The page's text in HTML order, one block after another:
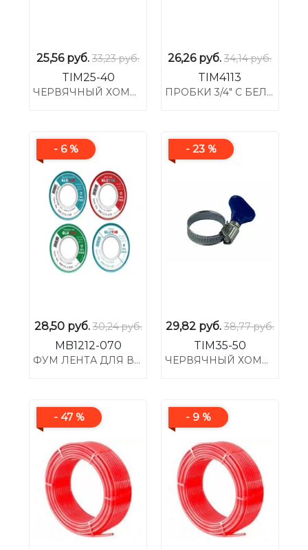
25,56 руб. 33,23 руб.
TIM25-40
ЧЕРВЯЧНЫЙ ХОМУТ 1 1/4" (25-40) С РУЧКОЙ
26,26 руб. 34,14 руб.
TIM4113
ПРОБКИ 3/4" С БЕЛЫМ КОЛПАЧКОМ
- 6 %
28,50 руб. 30,24 руб.
MB1212-070
ФУМ ЛЕНТА ДЛЯ ВОДЫ, ОБЩАЯ ДЛИНА 12М, ШИРИНА 12ММ, ТОЛЩИНА 0.1ММ, ПЛОТНОСТЬ: 0.7Г/СМ3, МАКС. РЕЗЪБА
- 23 %
29,82 руб. 38,77 руб.
TIM35-50
ЧЕРВЯЧНЫЙ ХОМУТ 1 1/2" (35-50) С РУЧКОЙ
- 47 % - 9 %